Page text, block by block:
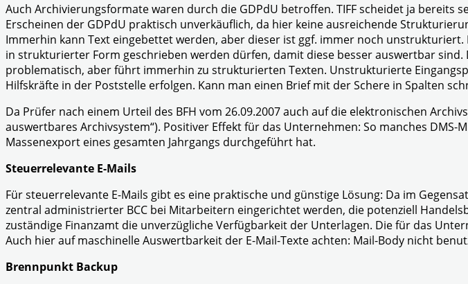
Auch Archivierungsformate waren durch die GDPdU betroffen. TIFF scheidet ja
Erscheinen der GDPdU praktisch unverkäuflich, da hier keine ausreichende
Immerhin kann Text eingebettet werden, aber dieser ist ggf. immer noch
in strukturierter Form geschrieben werden dürfen, damit diese besser auswertbar
problematisch, aber führt immerhin zu strukturierten Texten. Unstrukturierte
Hilfskräfte in der Poststelle erfolgen. Kann man einen Brief mit der Schere in Spalten
Da Prüfer nach einem Urteil des BFH vom 26.09.2007 auch auf die elektronischen
auswertbares Archivsystem“). Positiver Effekt für das Unternehmen: So manches
Massenexport eines gesamten Jahrgangs durchgeführt hat.
Steuerrelevante E-Mails
Für steuerrelevante E-Mails gibt es eine praktische und günstige Lösung: Da im
zentral administrierter BCC bei Mitarbeitern eingerichtet werden, die potenziell
zuständige Finanzamt die unverzügliche Verfügbarkeit der Unterlagen. Die für das
Auch hier auf maschinelle Auswertbarkeit der E-Mail-Texte achten: Mail-Body nicht
Brennpunkt Backup